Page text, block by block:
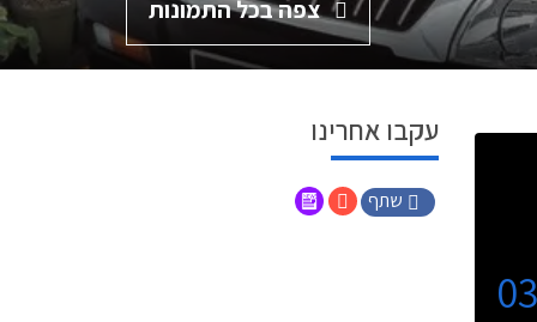
צפה בכל התמונות
עקבו אחרינו
שתף